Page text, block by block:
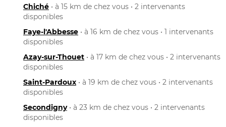
Chiché • à 15 km de chez vous • 2 intervenants
disponibles
Faye-l'Abbesse • à 16 km de chez vous • 1 intervenants
disponibles
Azay-sur-Thouet • à 17 km de chez vous • 2 intervenants
disponibles
Saint-Pardoux • à 19 km de chez vous • 2 intervenants
disponibles
Secondigny• à 23 km de chez vous • 2 intervenants
disponibles